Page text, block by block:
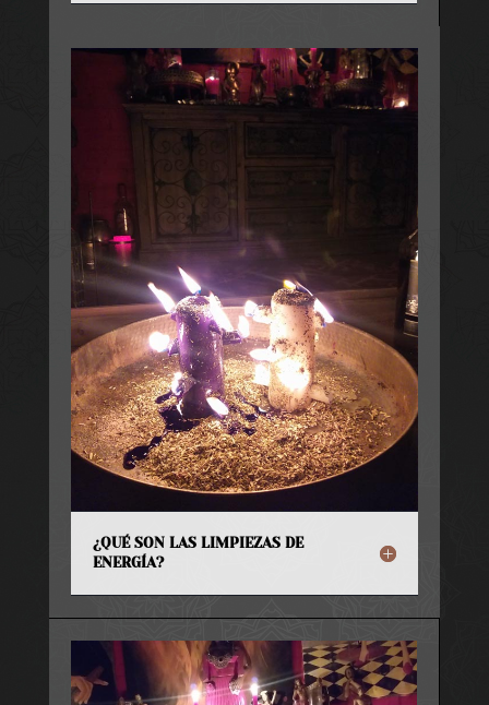
¿QUÉ SON LAS LIMPIEZAS DE
ENERGÍA?